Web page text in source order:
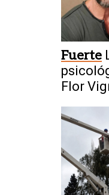
Fuerte
Flor